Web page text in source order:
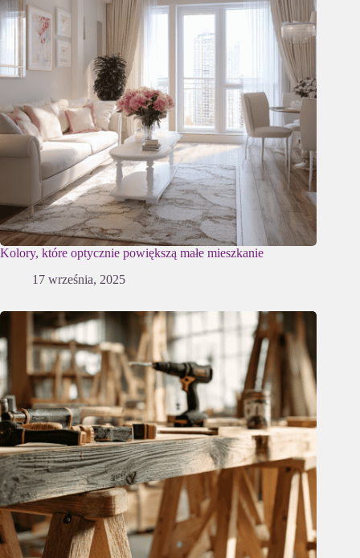
Kolory, które optycznie powiększą małe mieszkanie
17 września, 2025